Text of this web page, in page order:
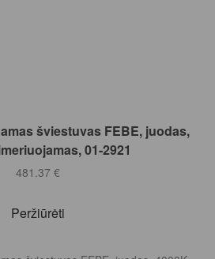
Į KREPŠELĮ
šviestuvas FEBE, juodas,
01-2921
481.37 €
Peržiūrėti